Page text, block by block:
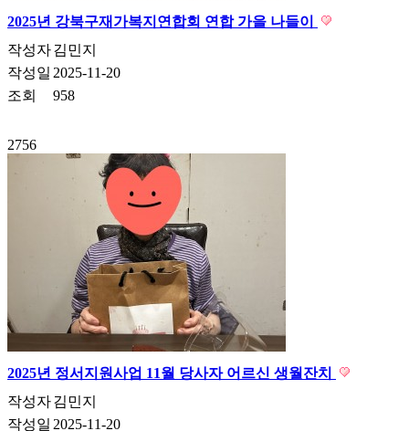
2025년 강북구재가복지연합회 연합 가을 나들이
작성자김민지
작성일 2025-11-20
조회
958
2756
2025년 정서지원사업 11월 당사자 어르신 생월잔치
작성자김민지
작성일 2025-11-20